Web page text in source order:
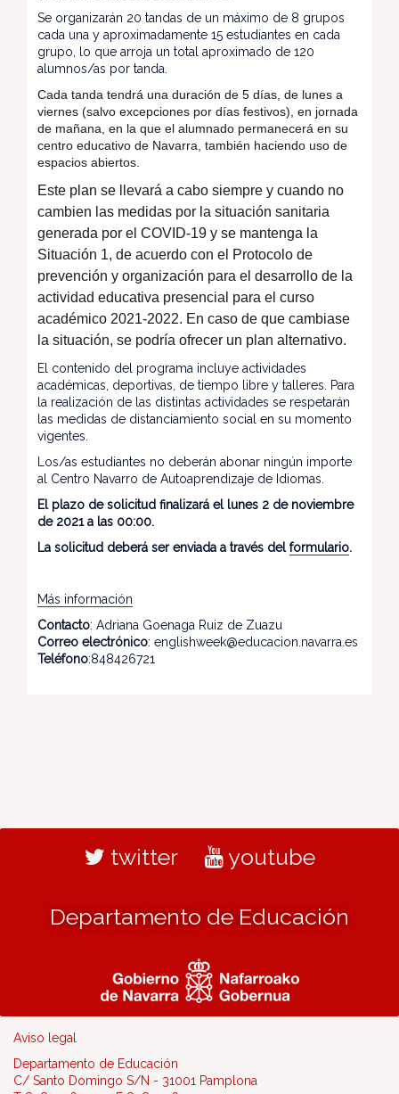
Se organizarán 20 tandas de un máximo de 8 grupos
cada una y aproximadamente 15 estudiantes en cada
grupo, lo que arroja un total aproximado de 120
alumnos/as por tanda.
Cada tanda tendrá una duración de 5 días, de lunes a
viernes (salvo excepciones por días festivos), en jornada
de mañana, en la que el alumnado permanecerá en su
centro educativo de Navarra, también haciendo uso de
espacios abiertos.
Este plan se llevará a cabo siempre y cuando no
cambien las medidas por la situación sanitaria
generada por el COVID-19 y se mantenga la
Situación 1, de acuerdo con el Protocolo de
prevención y organización para el desarrollo de la
actividad educativa presencial para el curso
académico 2021-2022. En caso de que cambiase
la situación, se podría ofrecer un plan alternativo.
El contenido del programa incluye actividades
académicas, deportivas, de tiempo libre y talleres. Para
la realización de las distintas actividades se respetarán
las medidas de distanciamiento social en su momento
vigentes.
Los/as estudiantes no deberán abonar ningún importe
al Centro Navarro de Autoaprendizaje de Idiomas.
El plazo de solicitud finalizará el lunes 2 de noviembre
de 2021 a las 00:00.
La solicitud deberá ser enviada a través delformulario.
Más información
Contacto: Adriana Goenaga Ruiz de Zuazu
Correo electrónico: englishweek@educacion.navarra.es
Teléfono:848426721
twitter youtube
Departamento de Educación
Aviso legal
Departamento de Educación
C/ Santo Domingo S/N - 31001 Pamplona